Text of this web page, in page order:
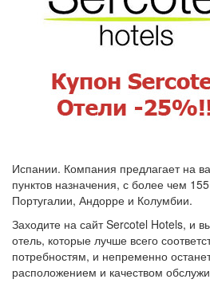
Испании. Компания предлагает на
пунктов назначения, с более чем
Португалии, Андорре и Колумбии.
Заходите на сайт Sercotel Hotels, и
отель, которые лучше всего
потребностям, и непременно
расположением и качеством